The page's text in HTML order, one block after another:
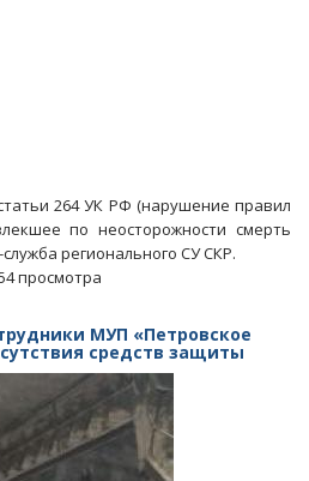
264 УК РФ (нарушение правил
по неосторожности смерть
регионального СУ СКР.
просмотра
МУП «Петровское
средств защиты